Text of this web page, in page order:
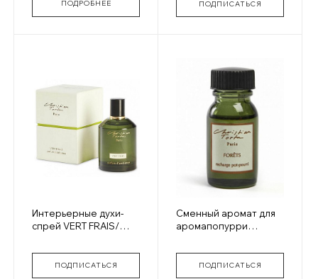
ПОДРОБНЕЕ ПОДПИСАТЬСЯ
Интерьерные духи-
спрей VERT FRAIS/
ПОДПИСАТЬСЯ
Сменный аромат для
аромапопурри
ЗАПОВЕДНЫЙ ЛЕС
ПОДПИСАТЬСЯ